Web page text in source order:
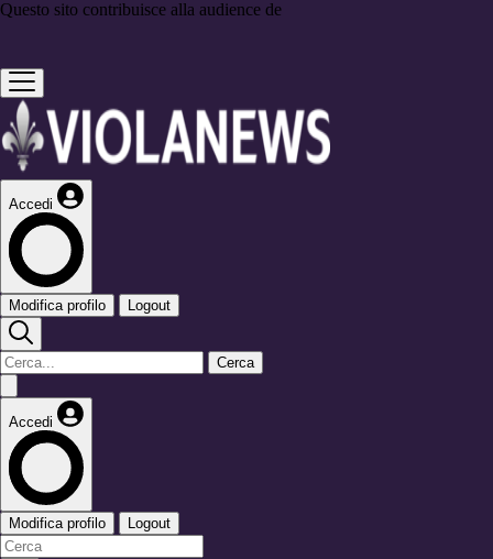
Questo sito contribuisce alla audience de
Accedi
Modifica profilo Logout
Cerca
Accedi
Modifica profilo Logout